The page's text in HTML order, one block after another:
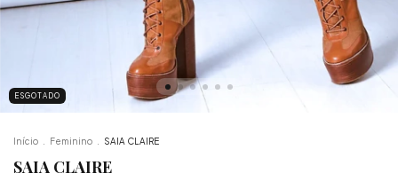
ESGOTADO
Início Feminino SAIA CLAIRE
SAIA CLAIRE